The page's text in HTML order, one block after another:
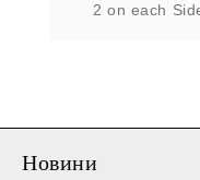
2 on each
560 x 545 x
Новини